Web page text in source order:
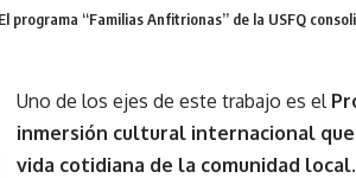
El programa “Familias Anfitrionas” de la USFQ
Uno de los ejes de este trabajo es el
inmersión cultural internacional
vida cotidiana de la comunidad local